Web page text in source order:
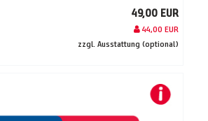
49,00 EUR
44,00 EUR
zzgl. Ausstattung (optional)